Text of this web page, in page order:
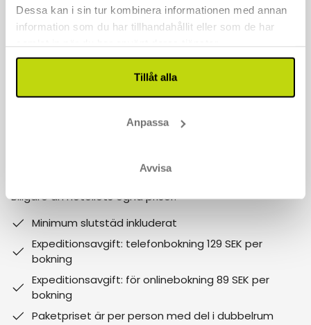
Dessa kan i sin tur kombinera informationen med annan
information som du har tillhandahållit eller som de har
Tillåt alla
Anpassa
Avvisa
kontakt@risskov.se
Lördag - Söndag: 10-15
Billgare än hotellets egna priser.
Minimum slutstäd inkluderat
Expeditionsavgift: telefonbokning 129 SEK per
bokning
Expeditionsavgift: för onlinebokning 89 SEK per
bokning
Paketpriset är per person med del i dubbelrum